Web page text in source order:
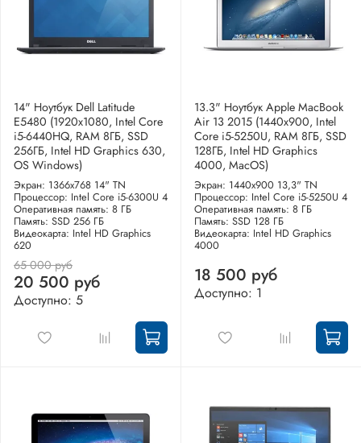
14" Ноутбук Dell Latitude
E5480 (1920х1080, Intel Core
i5-6440HQ, RAM 8ГБ, SSD
256ГБ, Intel HD Graphics 630,
OS Windows)
Экран: 1366x768 14" TN
Процессор: Intel Core i5-6300U 4
Оперативная память: 8 ГБ
Память: SSD 256 ГБ
Видеокарта: Intel HD Graphics
620
65 000 руб
20 500 руб
Доступно: 5
13.3" Ноутбук Apple MacBook
Air 13 2015 (1440x900, Intel
Core i5-5250U, RAM 8ГБ, SSD
128ГБ, Intel HD Graphics
4000, MacOS)
Экран: 1440x900 13,3" TN
Процессор: Intel Core i5-5250U 4
Оперативная память: 8 ГБ
Память: SSD 128 ГБ
Видеокарта: Intel HD Graphics
4000
18 500 руб
Доступно: 1